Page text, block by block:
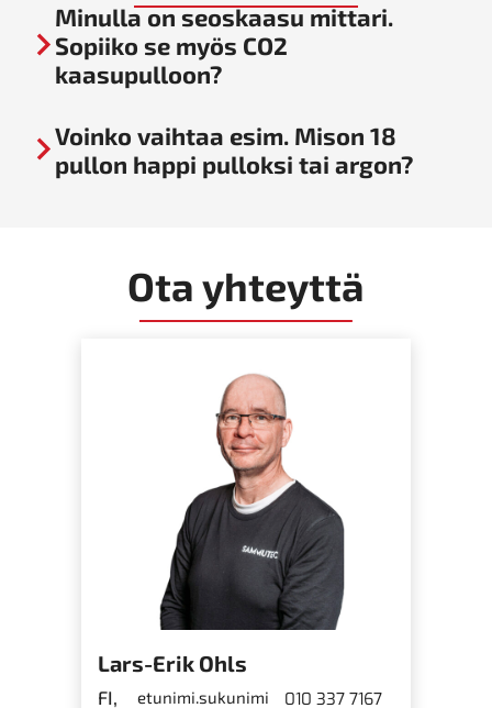
Minulla on seoskaasu mittari.
Sopiiko se myös CO2
kaasupulloon?
Voinko vaihtaa esim. Mison 18
pullon happi pulloksi tai argon?
Ota yhteyttä
Lars-Erik Ohls
FI,
etunimi.sukunimi
010 337 7167